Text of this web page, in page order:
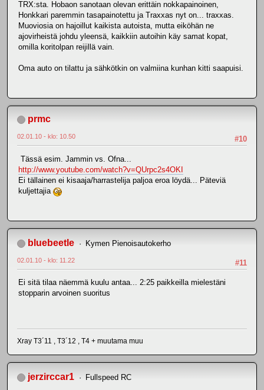
TRX:sta. Hobaon sanotaan olevan erittäin nokkapainoinen,
Honkkari paremmin tasapainotettu ja Traxxas nyt on... traxxas.
Muoviosia on hajoillut kaikista autoista, mutta eiköhän ne
ajovirheistä johdu yleensä, kaikkiin autoihin käy samat kopat,
omilla koritolpan reijillä vain.
Oma auto on tilattu ja sähkötkin on valmiina kunhan kitti saapuisi.
prmc
#10
02.01.10 - klo: 10.50
Tässä esim. Jammin vs. Ofna...
http://www.youtube.com/watch?v=QUrpc2s4OKI
Ei tällainen ei kisaaja/harrastelija paljoa eroa löydä... Päteviä
kuljettajia
bluebeetle Kymen Pienoisautokerho
#11
02.01.10 - klo: 11.22
Ei sitä tilaa näemmä kuulu antaa... 2:25 paikkeilla mielestäni
stopparin arvoinen suoritus
Xray T3´11 , T3´12 , T4 + muutama muu
jerzirccar1 Fullspeed RC